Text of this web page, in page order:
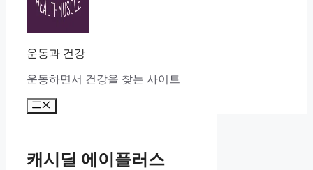
운동과 건강
운동하면서 건강을 찾는 사이트
Menu
캐시딜 에이플러스